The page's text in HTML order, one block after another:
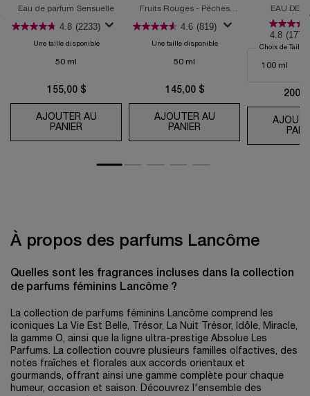
Eau de parfum Sensuelle
4.8 (2233)
Une taille disponible
50 ml
155,00 $
AJOUTER AU
PANIER LA VIE EST BELLE VANILLE NUDE
Fruits Rouges - Pêches
4.6 (819)
Une taille disponible
50 ml
145,00 $
AJOUTER AU
PANIER IDÔLE PEACH'N
EAU DE
4.8
Choix de Taille
À propos des parfums Lancôme
Quelles sont les fragrances incluses dans la collection
de parfums féminins Lancôme ?
La collection de parfums féminins Lancôme comprend les
iconiques La Vie Est Belle, Trésor, La Nuit Trésor, Idôle, Miracle,
la gamme O, ainsi que la ligne ultra-prestige Absolue Les
Parfums. La collection couvre plusieurs familles olfactives, des
notes fraîches et florales aux accords orientaux et
gourmands, offrant ainsi une gamme complète pour chaque
humeur, occasion et saison. Découvrez l'ensemble des